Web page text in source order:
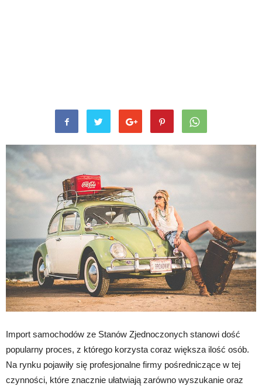
Import samochodów ze Stanów Zjednoczonych stanowi dość
popularny proces, z którego korzysta coraz większa ilość osób.
Na rynku pojawiły się profesjonalne firmy pośredniczące w tej
czynności, które znacznie ułatwiają zarówno wyszukanie oraz